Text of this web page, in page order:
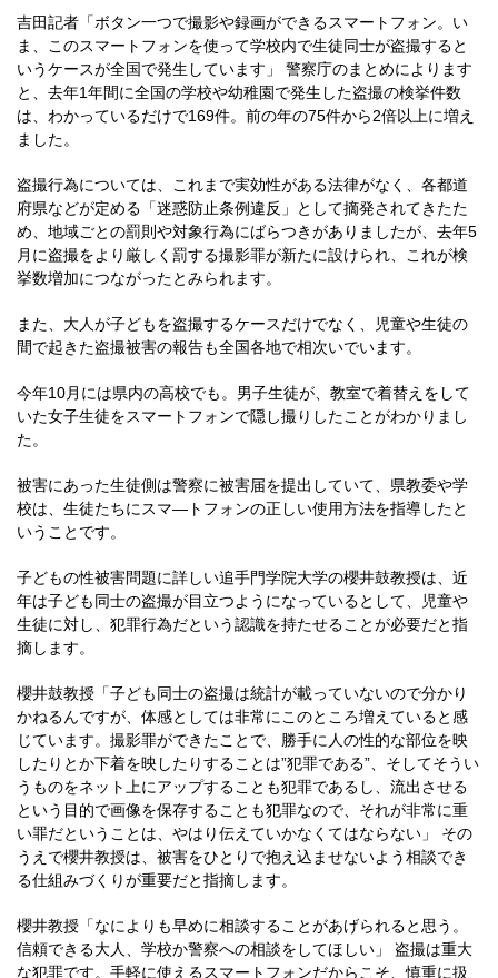
吉田記者「ボタン一つで撮影や録画ができるスマートフォン。い
ま、このスマートフォンを使って学校内で生徒同士が盗撮すると
いうケースが全国で発生しています」 警察庁のまとめによります
と、去年1年間に全国の学校や幼稚園で発生した盗撮の検挙件数
は、わかっているだけで169件。前の年の75件から2倍以上に増え
ました。
盗撮行為については、これまで実効性がある法律がなく、各都道
府県などが定める「迷惑防止条例違反」として摘発されてきたた
め、地域ごとの罰則や対象行為にばらつきがありましたが、去年5
月に盗撮をより厳しく罰する撮影罪が新たに設けられ、これが検
挙数増加につながったとみられます。
また、大人が子どもを盗撮するケースだけでなく、児童や生徒の
間で起きた盗撮被害の報告も全国各地で相次いでいます。
今年10月には県内の高校でも。男子生徒が、教室で着替えをして
いた女子生徒をスマートフォンで隠し撮りしたことがわかりまし
た。
被害にあった生徒側は警察に被害届を提出していて、県教委や学
校は、生徒たちにスマ―トフォンの正しい使用方法を指導したと
いうことです。
子どもの性被害問題に詳しい追手門学院大学の櫻井鼓教授は、近
年は子ども同士の盗撮が目立つようになっているとして、児童や
生徒に対し、犯罪行為だという認識を持たせることが必要だと指
摘します。
櫻井鼓教授「子ども同士の盗撮は統計が載っていないので分かり
かねるんですが、体感としては非常にこのところ増えていると感
じています。撮影罪ができたことで、勝手に人の性的な部位を映
したりとか下着を映したりすることは”犯罪である”、そしてそうい
うものをネット上にアップすることも犯罪であるし、流出させる
という目的で画像を保存することも犯罪なので、それが非常に重
い罪だということは、やはり伝えていかなくてはならない」 その
うえで櫻井教授は、被害をひとりで抱え込ませないよう相談でき
る仕組みづくりが重要だと指摘します。
櫻井教授「なによりも早めに相談することがあげられると思う。
信頼できる大人、学校か警察への相談をしてほしい」 盗撮は重大
な犯罪です。手軽に使えるスマートフォンだからこそ、慎重に扱